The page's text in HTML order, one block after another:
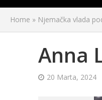
Home » Njemačka vlada
Anna
20 Marta, 2024